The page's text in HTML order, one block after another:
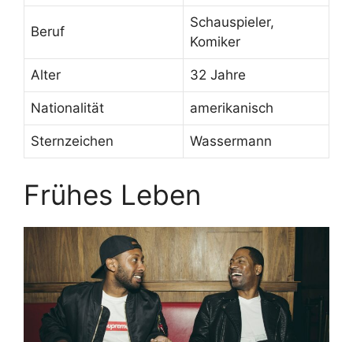
Beruf
Schauspieler,
Komiker
Alter 32 Jahre
Nationalität amerikanisch
Sternzeichen Wassermann
Frühes Leben